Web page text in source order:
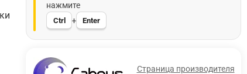
нажмите
Ctrl + Enter
Страница производителя